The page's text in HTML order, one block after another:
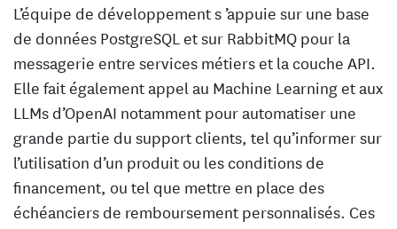
L’équipe de développement s ’appuie sur une base
de données PostgreSQL et sur RabbitMQ pour la
messagerie entre services métiers et la couche API.
Elle fait également appel au Machine Learning et aux
LLMs d’OpenAI notamment pour automatiser une
grande partie du support clients, tel qu’informer sur
l’utilisation d’un produit ou les conditions de
financement, ou tel que mettre en place des
échéanciers de remboursement personnalisés. Ces